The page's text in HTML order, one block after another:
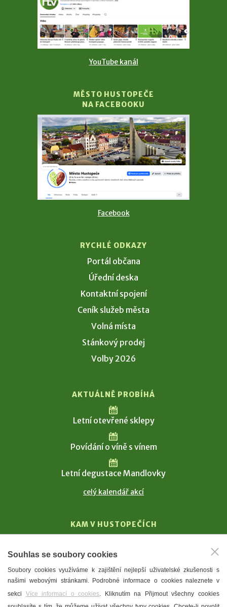
YouTube kanál
MĚSTO HUSTOPEČE
NA FACEBOOKU
Facebook
RYCHLÉ ODKAZY
Portál občana
Úřední deska
Kontaktní spojení
Ceník služeb města
Volná místa
Stánkový prodej
Volby 2026
AKTUÁLNĚ PROBÍHÁ
Letní otevřené sklepy
Povídání o víně s vínem
Letní degustace Mandlovky
celý kalendář akcí
KAM V HUSTOPEČÍCH
T. G. Masaryk
Mandloně
Ubytování
Restaurace
Souhlas se soubory cookies
Soubory cookies využíváme k zajištění nejlepší uživatelské zkušenosti s
našimi webovými stránkami. Podrobné informace o cookies naleznete v
sekci Více informací o cookies. Kliknutím na Přijmout všechny cookies